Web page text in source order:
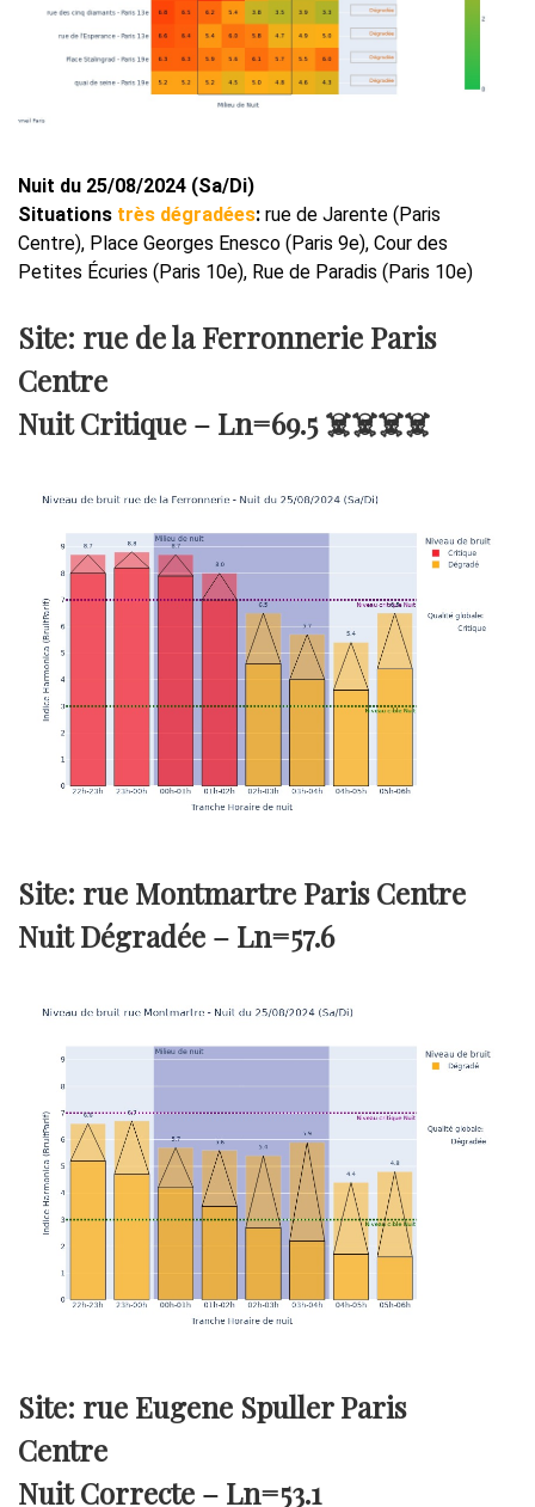
Nuit du 25/08/2024 (Sa/Di)
Situations très dégradées: rue de Jarente (Paris
Centre), Place Georges Enesco (Paris 9e), Cour des
Petites Écuries (Paris 10e), Rue de Paradis (Paris 10e)
Site: rue de la Ferronnerie Paris
Centre
Nuit Critique – Ln=69.5☠️☠️☠️☠️
Site: rue Montmartre Paris Centre
Nuit Dégradée – Ln=57.6
Site: rue Eugene Spuller Paris
Centre
Nuit Correcte – Ln=53.1